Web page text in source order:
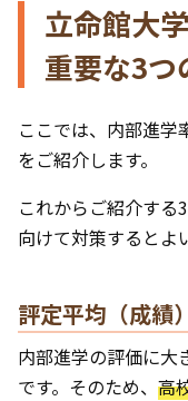
立命館大
重要な3つ
ここでは、内部進学
をご紹介します。
これからご紹介する
向けて対策するとよ
評定平均（成績）
内部進学の評価に大
です。そのため、 高